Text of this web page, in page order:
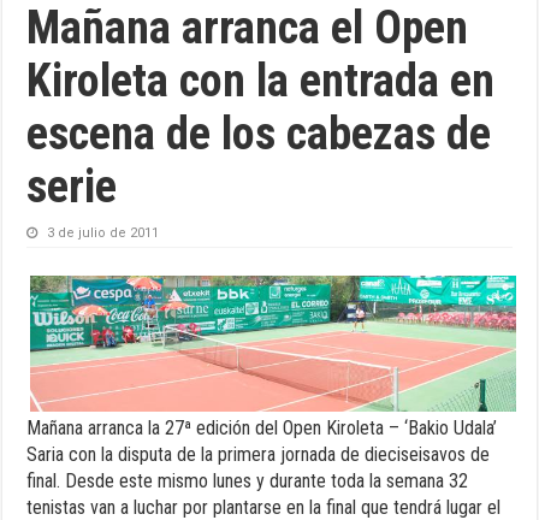
Mañana arranca el Open
Kiroleta con la entrada en
escena de los cabezas de
serie
3 de julio de 2011
Mañana arranca la 27ª edición del Open Kiroleta – ‘Bakio Udala’
Saria con la disputa de la primera jornada de dieciseisavos de
final. Desde este mismo lunes y durante toda la semana 32
tenistas van a luchar por plantarse en la final que tendrá lugar el